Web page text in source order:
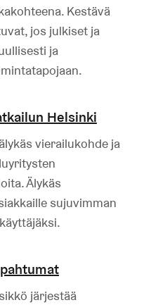
Kestävä
jos julkiset ja
ja
Helsinki
vierailukohde ja
Älykäs
sujuvimman
järjestää